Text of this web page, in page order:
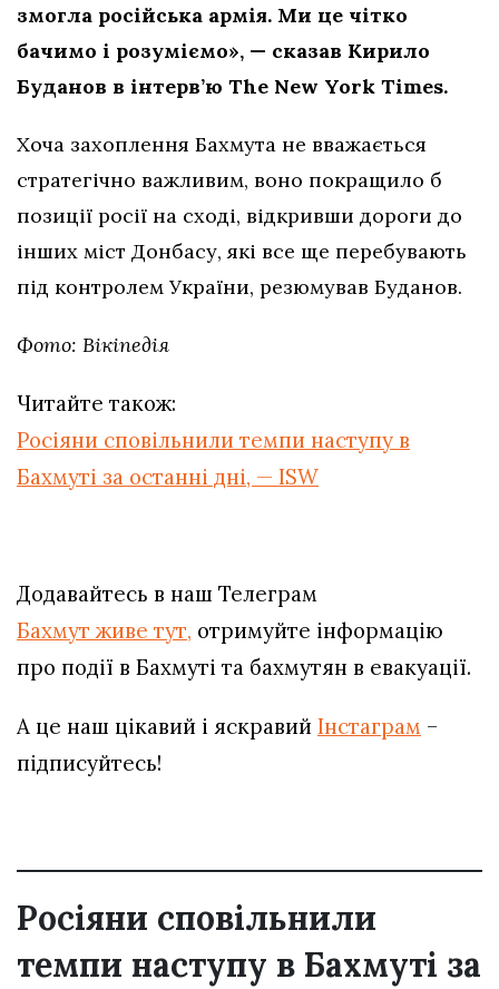
змогла російська армія. Ми це чітко
бачимо і розуміємо», — сказав Кирило
Буданов в інтерв’ю The New York Times.
Хоча захоплення Бахмута не вважається
стратегічно важливим, воно покращило б
позиції росії на сході, відкривши дороги до
інших міст Донбасу, які все ще перебувають
під контролем України, резюмував Буданов.
Фото: Вікіпедія
Читайте також:
Росіяни сповільнили темпи наступу в
Бахмуті за останні дні, — ISW
Додавайтесь в наш Телеграм
Бахмут живе тут, отримуйте інформацію
про події в Бахмуті та бахмутян в евакуації.
А це наш цікавий і яскравий Інстаграм –
підписуйтесь!
Росіяни сповільнили
темпи наступу в Бахмуті за